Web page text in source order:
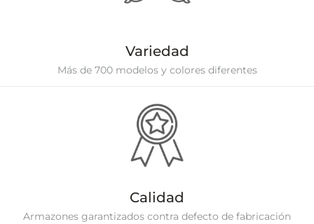
Variedad
Más de 700 modelos y colores diferentes
Calidad
Armazones garantizados contra defecto de fabricación